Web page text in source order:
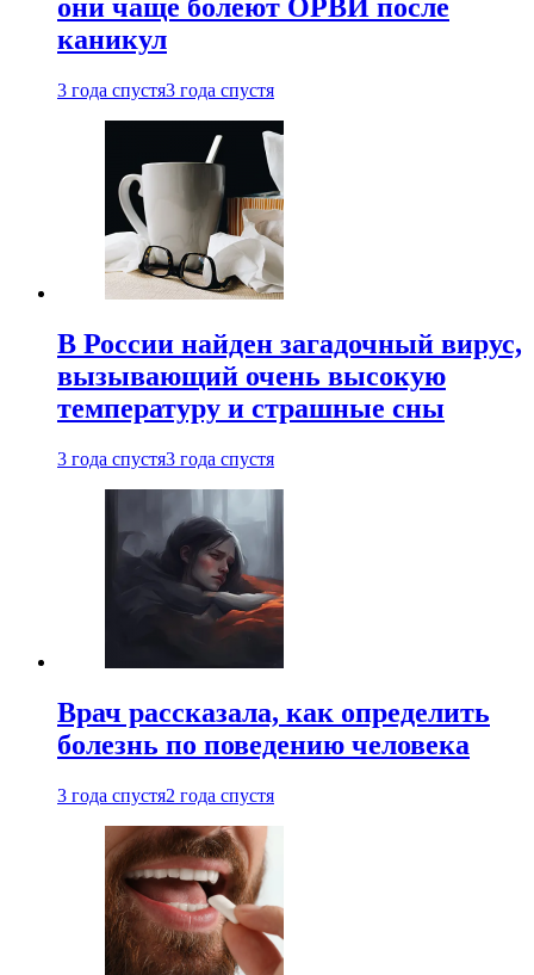
они чаще болеют ОРВИ после
каникул
3 года спустя3 года спустя
В России найден загадочный вирус,
вызывающий очень высокую
температуру и страшные сны
3 года спустя3 года спустя
Врач рассказала, как определить
болезнь по поведению человека
3 года спустя2 года спустя